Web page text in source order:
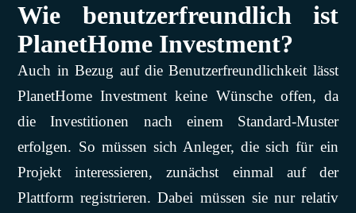
Wie benutzerfreundlich ist
PlanetHome Investment?
Auch in Bezug auf die Benutzerfreundlichkeit lässt
PlanetHome Investment keine Wünsche offen, da
die Investitionen nach einem Standard-Muster
erfolgen. So müssen sich Anleger, die sich für ein
Projekt interessieren, zunächst einmal auf der
Plattform registrieren. Dabei müssen sie nur relativ